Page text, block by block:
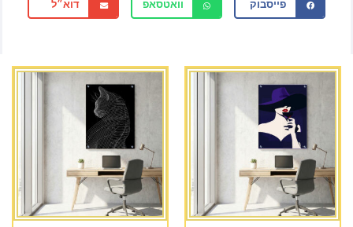
פייסבוק וואטסאפ דוא״ל